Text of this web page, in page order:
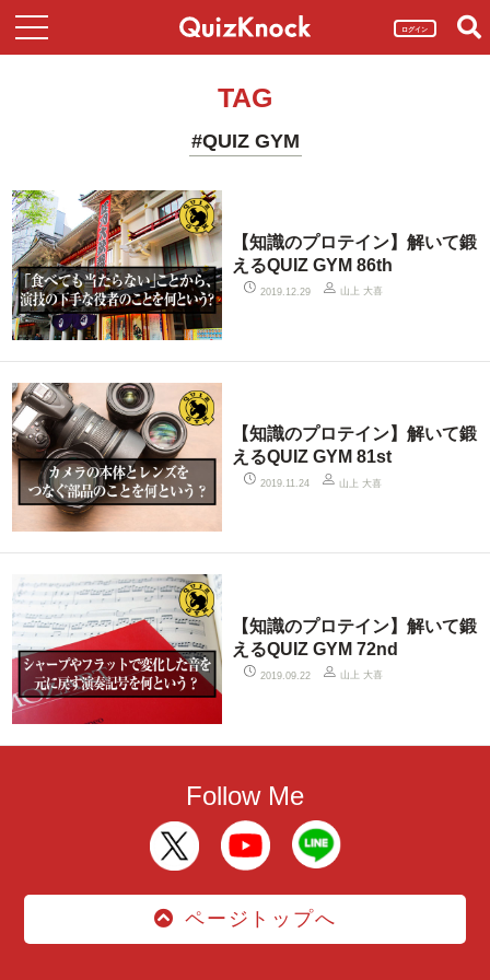
ログイン
TAG
#QUIZ GYM
【知識のプロテイン】解いて鍛
えるQUIZ GYM 86th
2019.12.29 山上 大喜
【知識のプロテイン】解いて鍛
えるQUIZ GYM 81st
2019.11.24 山上 大喜
【知識のプロテイン】解いて鍛
えるQUIZ GYM 72nd
2019.09.22 山上 大喜
Follow Me
ページトップへ